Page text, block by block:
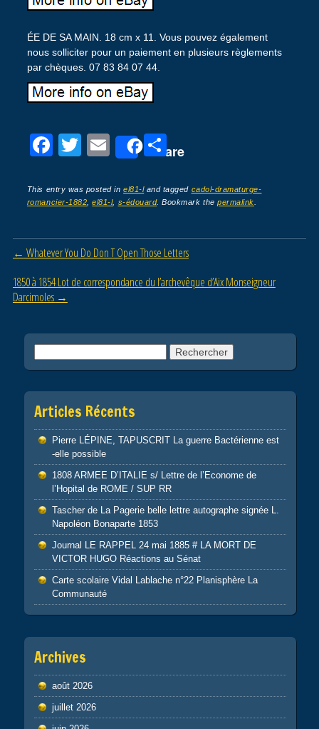
ÉE DE SA MAIN. 18 cm x 11. Vous pouvez également
nous solliciter pour un paiement en plusieurs règlements
par chèques. 07 83 84 07 44.
F
c
e
b
o
o
k
T
tt
er
E
ail
Share
P
ta
g
er
This entry was posted inel81-land tagged cadol-dramaturge-
romancier-1882 ,el81-l, s-édouard. Bookmark thepermalink
Post navigation
← Whatever You Do Don T Open Those Letters
1850 à 1854 Lot de correspondance du l’archevêque d’Aix Monseigneur
Darcimoles →
Articles Récents
Pierre LÉPINE, TAPUSCRIT La guerre Bactérienne est
-elle possible
1808 ARMEE D’ITALIE s/ Lettre de l’Econome de
l’Hopital de ROME / SUP RR
Tascher de La Pagerie belle lettre autographe signée L.
Napoléon Bonaparte 1853
Journal LE RAPPEL 24 mai 1885 # LA MORT DE
VICTOR HUGO Réactions au Sénat
Carte scolaire Vidal Lablache n°22 Planisphère La
Communauté
Archives
août 2026
juillet 2026